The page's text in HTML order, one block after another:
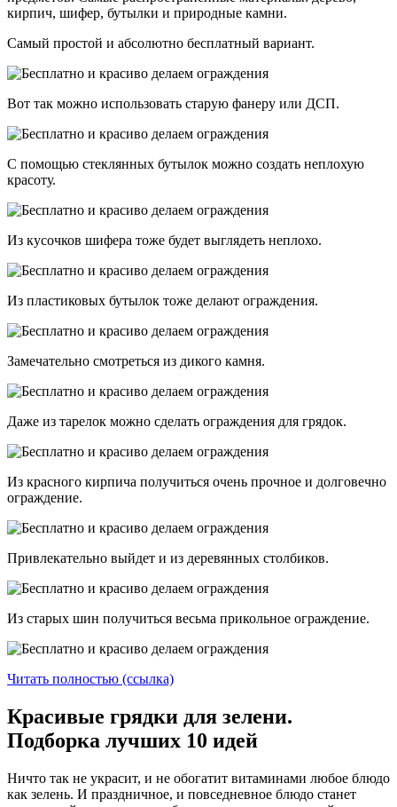
кирпич, шифер, бутылки и природные камни.
Самый простой и абсолютно бесплатный вариант.
Вот так можно использовать старую фанеру или ДСП.
С помощью стеклянных бутылок можно создать неплохую
красоту.
Из кусочков шифера тоже будет выглядеть неплохо.
Из пластиковых бутылок тоже делают ограждения.
Замечательно смотреться из дикого камня.
Даже из тарелок можно сделать ограждения для грядок.
Из красного кирпича получиться очень прочное и долговечно
ограждение.
Привлекательно выйдет и из деревянных столбиков.
Из старых шин получиться весьма прикольное ограждение.
Читать полностью (ссылка)
Красивые грядки для зелени.
Подборка лучших 10 идей
Ничто так не украсит, и не обогатит витаминами любое блюдо
как зелень. И праздничное, и повседневное блюдо станет